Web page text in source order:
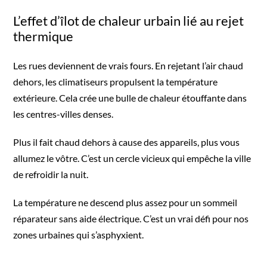
L’effet d’îlot de chaleur urbain lié au rejet
thermique
Les rues deviennent de vrais fours. En rejetant l’air chaud
dehors, les climatiseurs propulsent la température
extérieure. Cela crée une bulle de chaleur étouffante dans
les centres-villes denses.
Plus il fait chaud dehors à cause des appareils, plus vous
allumez le vôtre. C’est un cercle vicieux qui empêche la ville
de refroidir la nuit.
La température ne descend plus assez pour un sommeil
réparateur sans aide électrique. C’est un vrai défi pour nos
zones urbaines qui s’asphyxient.